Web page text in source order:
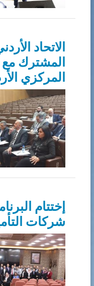
الاتحاد
المشترك مع
المركزي
إختتام
شركات